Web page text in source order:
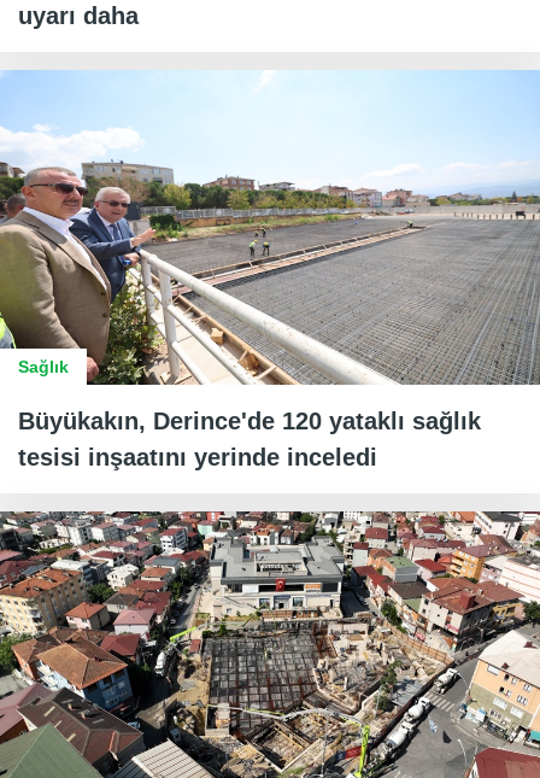
uyarı daha
Sağlık
Büyükakın, Derince'de 120 yataklı sağlık
tesisi inşaatını yerinde inceledi